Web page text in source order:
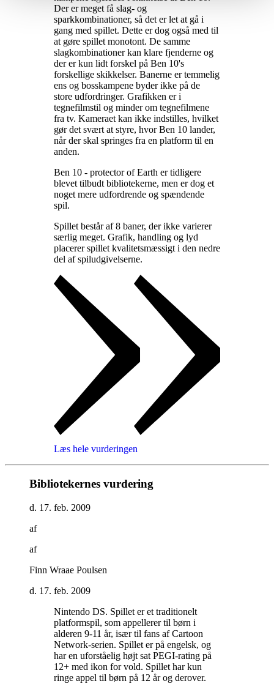
Der er meget få slag- og
sparkkombinationer, så det er let at gå i
gang med spillet. Dette er dog også med til
at gøre spillet monotont. De samme
slagkombinationer kan klare fjenderne og
der er kun lidt forskel på Ben 10's
forskellige skikkelser. Banerne er temmelig
ens og bosskampene byder ikke på de
store udfordringer. Grafikken er i
tegnefilmstil og minder om tegnefilmene
fra tv. Kameraet kan ikke indstilles, hvilket
gør det svært at styre, hvor Ben 10 lander,
når der skal springes fra en platform til en
anden.
Ben 10 - protector of Earth er tidligere
blevet tilbudt bibliotekerne, men er dog et
noget mere udfordrende og spændende
spil.
Spillet består af 8 baner, der ikke varierer
særlig meget. Grafik, handling og lyd
placerer spillet kvalitetsmæssigt i den nedre
del af spiludgivelserne.
Læs hele vurderingen
Bibliotekernes vurdering
d. 17. feb. 2009
af
af
Finn Wraae Poulsen
d. 17. feb. 2009
Nintendo DS. Spillet er et traditionelt
platformspil, som appellerer til børn i
alderen 9-11 år, især til fans af Cartoon
Network-serien. Spillet er på engelsk, og
har en uforståelig højt sat PEGI-rating på
12+ med ikon for vold. Spillet har kun
ringe appel til børn på 12 år og derover.